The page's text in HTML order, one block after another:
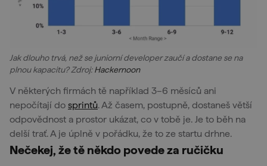
Jak dlouho trvá, než se juniorní developer zaučí a dostane se na
plnou kapacitu? Zdroj:Hackernoon
V některých firmách tě například 3–6 měsíců ani
nepočítají do sprintů. Až časem, postupně, dostaneš větší
odpovědnost a prostor ukázat, co v tobě je. Je to běh na
delší trať. A je úplně v pořádku, že to ze startu drhne.
Nečekej, že tě někdo povede za ručičku